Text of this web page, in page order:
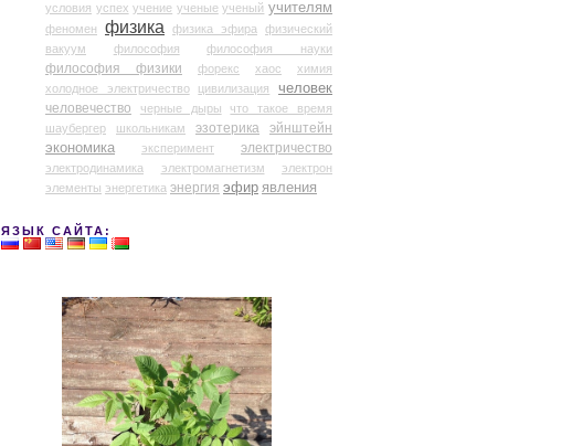
условия успех учение ученые ученый учителям
феномен физика физика эфира
физический
вакуум
философия философия науки
философия физики форекс хаос
химия
холодное электричество
цивилизация человек
человечество черные дыры
что такое время
шаубергер
школьникам эзотерика
эйнштейн
экономика
эксперимент электричество
электродинамика электромагнетизм
электрон
элементы энергетика энергия эфир явления
ЯЗЫК САЙТА: